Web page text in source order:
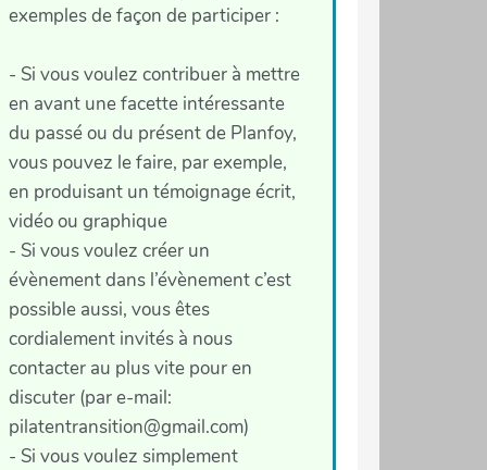
exemples de façon de participer :
- Si vous voulez contribuer à mettre
en avant une facette intéressante
du passé ou du présent de Planfoy,
vous pouvez le faire, par exemple,
en produisant un témoignage écrit,
vidéo ou graphique
- Si vous voulez créer un
évènement dans l’évènement c’est
possible aussi, vous êtes
cordialement invités à nous
contacter au plus vite pour en
discuter (par e-mail:
pilatentransition@gmail.com)
- Si vous voulez simplement